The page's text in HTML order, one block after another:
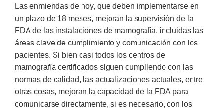
Las enmiendas de hoy, que deben implementarse en
un plazo de 18 meses, mejoran la supervisión de la
FDA de las instalaciones de mamografía, incluidas las
áreas clave de cumplimiento y comunicación con los
pacientes. Si bien casi todos los centros de
mamografía certificados siguen cumpliendo con las
normas de calidad, las actualizaciones actuales, entre
otras cosas, mejoran la capacidad de la FDA para
comunicarse directamente, si es necesario, con los